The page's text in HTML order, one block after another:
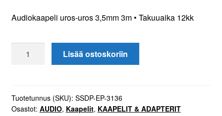
Audiokaapeli uros-uros 3,5mm 3m • Takuuaika 12kk
uros-
3m
määrä
Lisää ostoskoriin
Tuotetunnus (SKU): SSDP-EP-3136
Osastot: AUDIO, Kaapelit, KAAPELIT & ADAPTERIT